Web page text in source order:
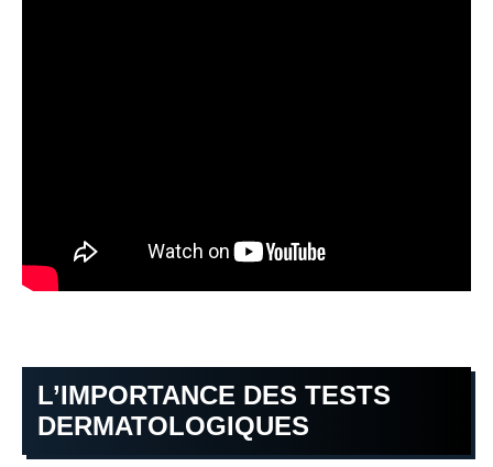
L’IMPORTANCE DES TESTS
DERMATOLOGIQUES